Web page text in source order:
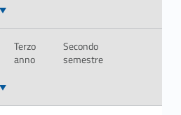
Terzo
anno
Secondo
semestre